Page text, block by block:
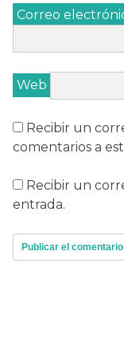
Correo
Web
Recibir un
comentarios a
Recibir un
entrada.